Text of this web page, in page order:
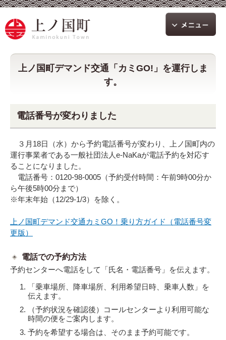
上ノ国町デマンド交通「カミGO!」を運行しま
す。
電話番号が変わりました
３月18日（水）から予約電話番号が変わり、上ノ国町内の
運行事業者である一般社団法人e-NaKaが電話予約を対応す
ることになりました。
電話番号：0120-98-0005（予約受付時間：午前9時00分か
ら午後5時00分まで）
※年末年始（12/29-1/3）を除く。
上ノ国町デマンド交通カミGO！乗り方ガイド（電話番号変
更版）
電話での予約方法
予約センターへ電話をして「氏名・電話番号」を伝えます。
「乗車場所、降車場所、利用希望日時、乗車人数」を
伝えます。
（予約状況を確認後）コールセンターより利用可能な
時間の便をご案内します。
予約を希望する場合は、そのまま予約可能です。